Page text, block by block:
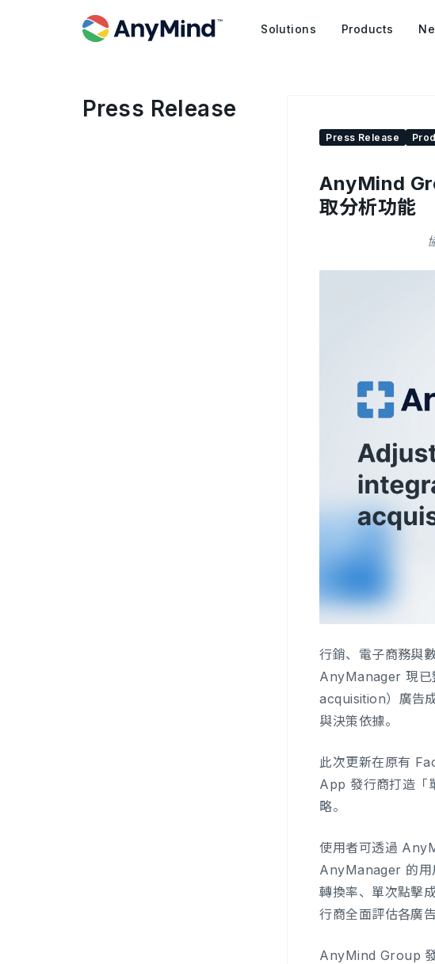
Solutions Products
Press Release
Press Release
AnyMind
取分析功能
行銷、電子商務與
AnyManager 現已
acquisition）廣告
與決策依據。
此次更新在原有
App 發行商打造「
略。
使用者可透過
AnyManager 的用
轉換率、單次點擊
行商全面評估各廣
AnyMind Group